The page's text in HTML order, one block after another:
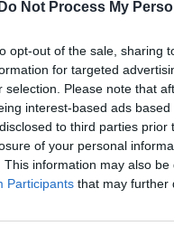
Do Not Process My
opt-out of the sale, sharing
for targeted
selection. Please note that
interest-based ads
to third parties
of your personal
This information may also
Participants that may further
9734
iOff topic
till d5252t
inlägget avJeppegaming för
sedani Motorteknik
-13 2.0tdi DSG
bråkar
sedaniGenerell felsökning